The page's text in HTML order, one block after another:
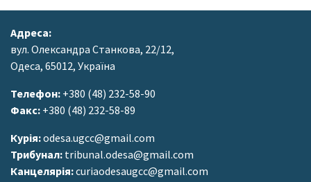
Адреса:
вул. Олександра Станкова, 22/12,
Одеса, 65012, Україна
Телефон: +380 (48) 232-58-90
Факс: +380 (48) 232-58-89
Курія:odesa.ugcc@gmail.com
Трибунал: tribunal.odesa@gmail.com
Канцелярія:curiaodesaugcc@gmail.com